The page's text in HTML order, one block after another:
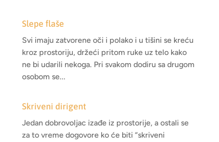
Slepe flaše
Svi imaju zatvorene oči i polako i u tišini se kreću
kroz prostoriju, držeći pritom ruke uz telo kako
ne bi udarili nekoga. Pri svakom dodiru sa drugom
osobom se...
Skriveni dirigent
Jedan dobrovoljac izađe iz prostorije, a ostali se
za to vreme dogovore ko će biti “skriveni